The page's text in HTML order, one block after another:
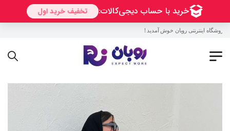
اینترنتی روبان خوش آمدید !